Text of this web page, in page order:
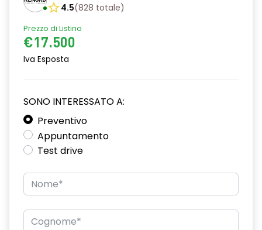
Bracciolo anteriore con vano portaoggetti
Chiave pieghevole a 3 pulsanti
Distance warning avviso distanza di sicurezza
Driver display con schermo TFT da 3,5''
Eco Mode
compatibile 2G/3G o 4G/5G in base al veicolo
Firma luminosa pixelata con fari full LED
HARM03
4.5(828 totale)
Prezzo di Listino
€17.500
Iva Esposta
SONO INTERESSATO A:
Preventivo
Appuntamento
Test drive